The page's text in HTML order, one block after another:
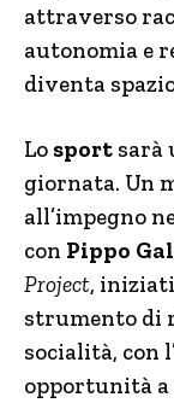
attraverso
autonomia e
diventa
Lo sport sarà
giornata. Un
all’impegno
con Pippo
Project,
strumento di
socialità, con
opportunità a